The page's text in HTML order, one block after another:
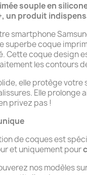
souple en
, un produit
smartphone
superbe coque
Cette coque design
les contours
elle protège
Elle prolonge
privez pas !
de coques est
et uniquement pour
nos modèles